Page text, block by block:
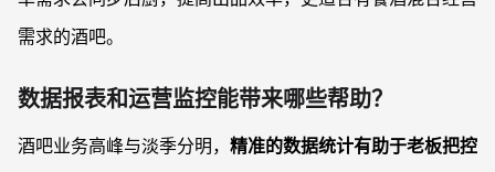
需求的酒吧。
数据报表和运营监控能带来哪些帮助？
酒吧业务高峰与淡季分明， 精准的数据统计有助于老板把控